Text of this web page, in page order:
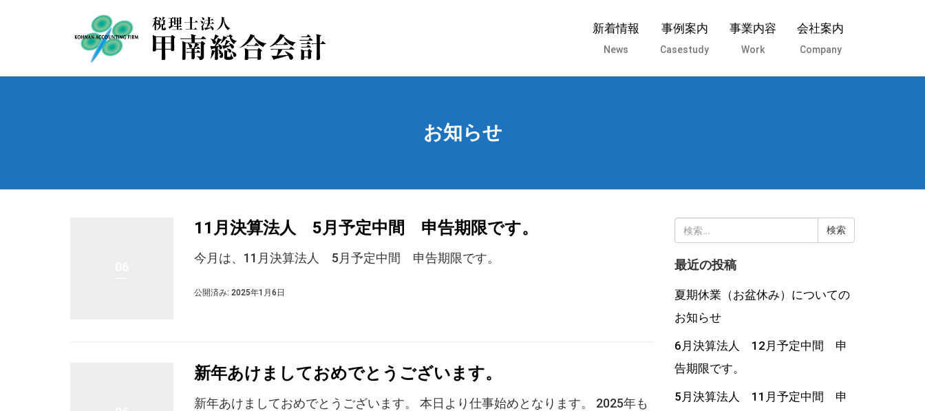
新着情報
News
事例案内
Casestudy
事業内容
Work
会社案内
Company
お知らせ
11月決算法人 5月予定中間 申告期限です。
今月は、11月決算法人 5月予定中間 申告期限です。
公開済み: 2025年1月6日
新年あけましておめでとうございます。
新年あけましておめでとうございます。 本日より仕事始めとなります。 2025年も
検
最近の投稿
夏期休業（お盆休み）についての
お知らせ
6月決算法人 12月予定中間 申
告期限です。
5月決算法人 11月予定中間 申